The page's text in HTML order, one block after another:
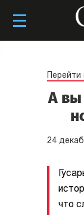
Перейти
А вы
24
что